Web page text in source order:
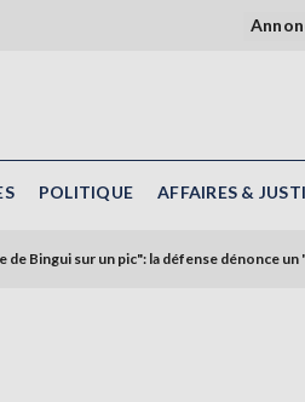
POLITIQUE AFFAIRES &
de Bingui sur un pic": la défense dénonce